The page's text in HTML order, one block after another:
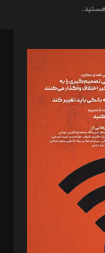
سروش کرمیان،
فائزه فتحی